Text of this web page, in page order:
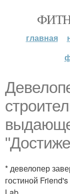
главная
* девелопер
гостиной